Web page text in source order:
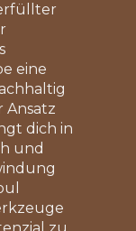
eine
Ansatz
dich in
und